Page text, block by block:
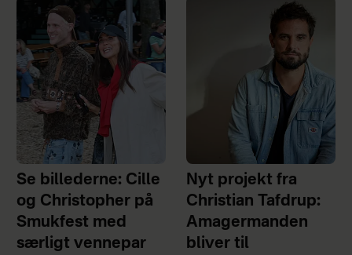
Se billederne: Cille
og Christopher på
Smukfest med
særligt vennepar
Nyt projekt fra
Christian Tafdrup:
Amagermanden
bliver til